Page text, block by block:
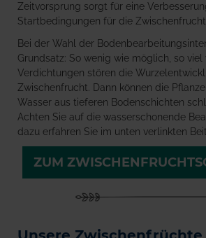
Zeitvorsprung sorgt für eine
Startbedingungen für die
Bei der Wahl der
Grundsatz: So wenig wie möglich, so viel
Verdichtungen stören die
Zwischenfrucht. Dann können die
Wasser aus tieferen Bodenschichten
Achten Sie auf die wasserschonende
dazu erfahren Sie im unten verlinkten
ZUM